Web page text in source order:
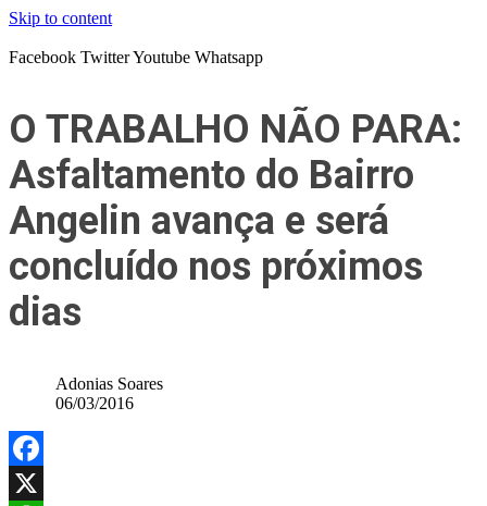
Skip to content
Facebook TwitterYoutube Whatsapp
O TRABALHO NÃO PARA:
Asfaltamento do Bairro
Angelin avança e será
concluído nos próximos
dias
Adonias Soares
06/03/2016
Facebook